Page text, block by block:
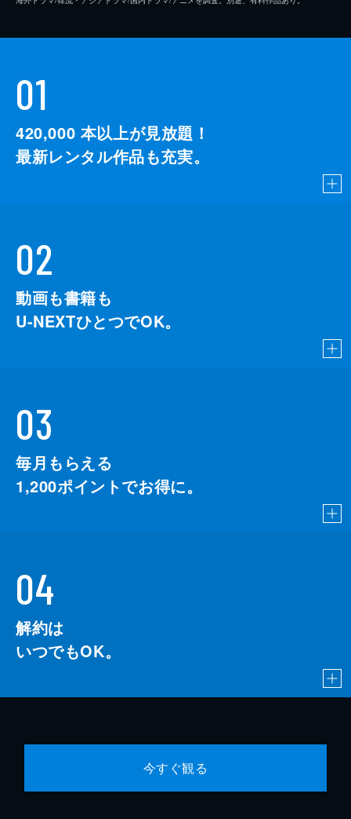
01
420,000 本以上が見放題！
最新レンタル作品も充実。
02
動画も書籍も
U-NEXTひとつでOK。
03
毎月もらえる
1,200ポイントでお得に。
04
解約は
いつでもOK。
今すぐ観る